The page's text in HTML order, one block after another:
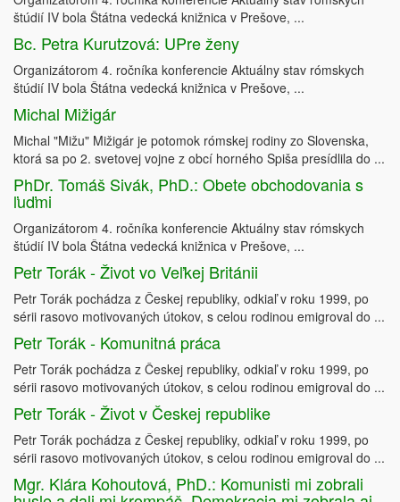
štúdií IV bola Štátna vedecká knižnica v Prešove, ...
Bc. Petra Kurutzová: UPre ženy
Organizátorom 4. ročníka konferencie Aktuálny stav rómskych
štúdií IV bola Štátna vedecká knižnica v Prešove, ...
Michal Mižigár
Michal "Mižu" Mižigár je potomok rómskej rodiny zo Slovenska,
ktorá sa po 2. svetovej vojne z obcí horného Spiša presídlila do ...
PhDr. Tomáš Sivák, PhD.: Obete obchodovania s
ľuďmi
Organizátorom 4. ročníka konferencie Aktuálny stav rómskych
štúdií IV bola Štátna vedecká knižnica v Prešove, ...
Petr Torák - Život vo Veľkej Británii
Petr Torák pochádza z Českej republiky, odkiaľ v roku 1999, po
sérii rasovo motivovaných útokov, s celou rodinou emigroval do ...
Petr Torák - Komunitná práca
Petr Torák pochádza z Českej republiky, odkiaľ v roku 1999, po
sérii rasovo motivovaných útokov, s celou rodinou emigroval do ...
Petr Torák - Život v Českej republike
Petr Torák pochádza z Českej republiky, odkiaľ v roku 1999, po
sérii rasovo motivovaných útokov, s celou rodinou emigroval do ...
Mgr. Klára Kohoutová, PhD.: Komunisti mi zobrali